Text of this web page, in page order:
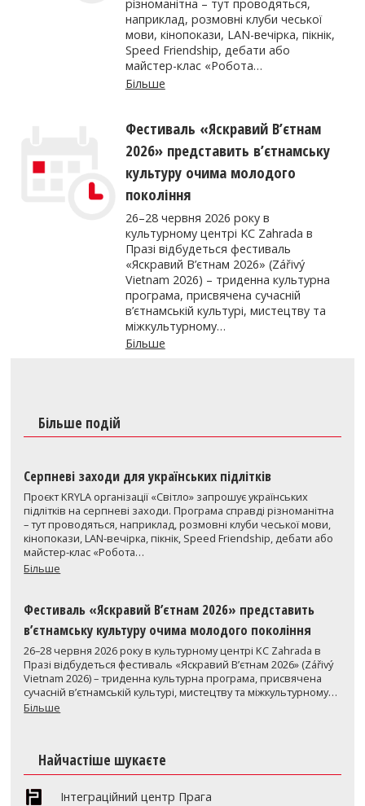
різноманітна – тут проводяться,
наприклад, розмовні клуби чеської
мови, кінопокази, LAN-вечірка, пікнік,
Speed Friendship, дебати або
майстер-клас «Робота…
Більше
Фестиваль «Яскравий В’єтнам
2026» представить в’єтнамську
культуру очима молодого
покоління
26–28 червня 2026 року в
культурному центрі KC Zahrada в
Празі відбудеться фестиваль
«Яскравий В’єтнам 2026» (Zářivý
Vietnam 2026) – триденна культурна
програма, присвячена сучасній
в’єтнамській культурі, мистецтву та
міжкультурному…
Більше
Більше подій
Серпневі заходи для українських підлітків
Проєкт KRYLA організації «Світло» запрошує українських
підлітків на серпневі заходи. Програма справді різноманітна
– тут проводяться, наприклад, розмовні клуби чеської мови,
кінопокази, LAN-вечірка, пікнік, Speed Friendship, дебати або
майстер-клас «Робота…
Більше
Фестиваль «Яскравий В’єтнам 2026» представить
в’єтнамську культуру очима молодого покоління
26–28 червня 2026 року в культурному центрі KC Zahrada в
Празі відбудеться фестиваль «Яскравий В’єтнам 2026» (Zářivý
Vietnam 2026) – триденна культурна програма, присвячена
сучасній в’єтнамській культурі, мистецтву та міжкультурному…
Більше
Найчастіше шукаєте
Інтеграційний центр Прага